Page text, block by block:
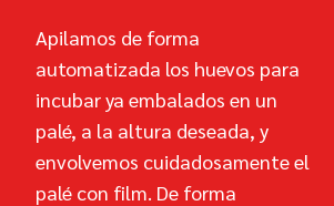
Apilamos de forma
automatizada los huevos para
incubar ya embalados en un
palé, a la altura deseada, y
envolvemos cuidadosamente el
palé con film. De forma